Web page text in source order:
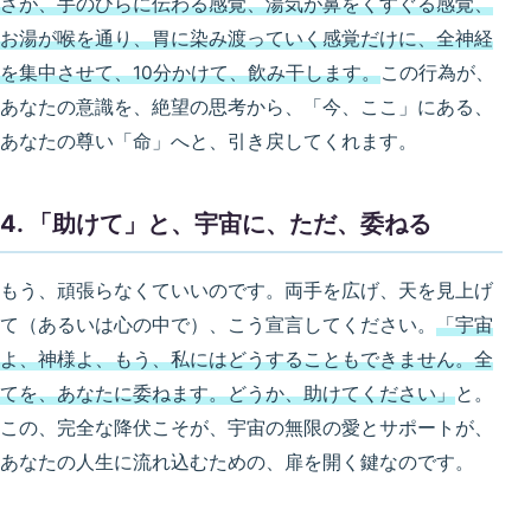
お湯が喉を通り、胃に染み渡っていく感覚だけに、全神経
を集中させて、10分かけて、飲み干します。この行為が、
あなたの意識を、絶望の思考から、「今、ここ」にある、
あなたの尊い「命」へと、引き戻してくれます。
4. 「助けて」と、宇宙に、ただ、委ねる
もう、頑張らなくていいのです。両手を広げ、天を見上げ
て（あるいは心の中で）、こう宣言してください。 「宇宙
よ、神様よ、もう、私にはどうすることもできません。全
てを、あなたに委ねます。どうか、助けてください」と。
この、完全な降伏こそが、宇宙の無限の愛とサポートが、
あなたの人生に流れ込むための、扉を開く鍵なのです。